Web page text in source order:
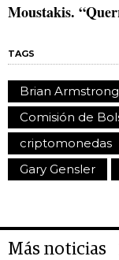
Moustakis.
TAGS
Brian Armstrong
Comisión de
criptomonedas
Gary Gensler
Más noticias